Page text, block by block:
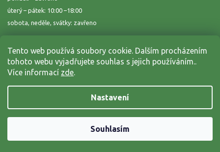
Tento web používá soubory cookie. Dalším procházením
tohoto webu vyjadřujete souhlas s jejich používáním..
Více informací zde.
Nastavení
Souhlasím
úterý – pátek: 10:00 –18:00
sobota, neděle, svátky: zavřeno
Vytvořil Shoptet
Zahrada na niti. Všechna práva vyhrazena.